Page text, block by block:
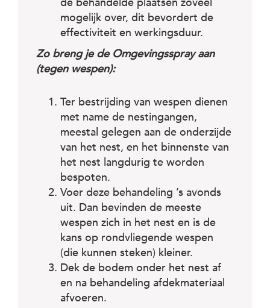
mogelijk over, dit bevordert de
effectiviteit en werkingsduur.
Zo breng je de Omgevingsspray aan
(tegen wespen):
Ter bestrijding van wespen dienen
met name de nestingangen,
meestal gelegen aan de onderzijde
van het nest, en het binnenste van
het nest langdurig te worden
bespoten.
Voer deze behandeling ’s avonds
uit. Dan bevinden de meeste
wespen zich in het nest en is de
kans op rondvliegende wespen
(die kunnen steken) kleiner.
Dek de bodem onder het nest af
en na behandeling afdekmateriaal
afvoeren.